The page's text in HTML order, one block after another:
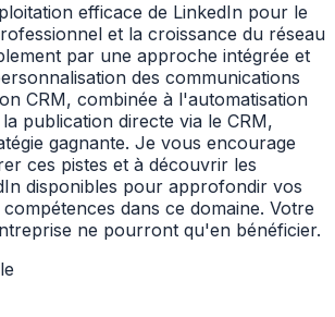
efficace de LinkedIn pour le
et la croissance du réseau
par une approche intégrée et
des communications
CRM, combinée à l'automatisation
publication directe via le CRM,
gagnante. Je vous encourage
ces pistes et à découvrir les
disponibles pour approfondir vos
dans ce domaine. Votre
ne pourront qu'en bénéficier.